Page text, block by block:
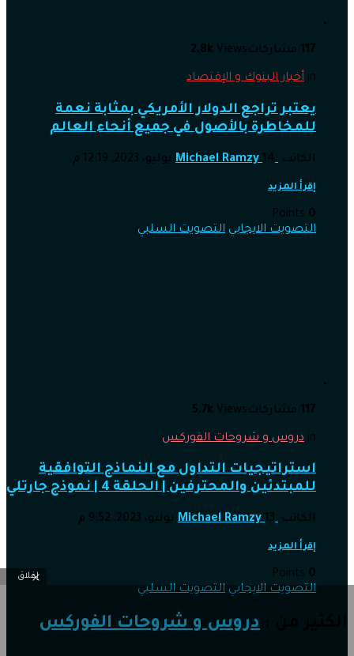
117 مشاركات 2.8k Views
in أخبار البنوك و الإقتصاد
يعتبر تراجع الدولار الأمريكي بمثابة نعمة
للمخاطرة بالأصول في جميع أنحاء العالم
الكاتب Michael Ramzy 14 يوليو، 2023, 12:19 م
إقرأ المزيد
0
التصويت الايجابي التصويت السلبي
117 مشاركات 5.7k Views
in دروس و شروحات الفوركس
استراتيجيات التداول مع النماذج التوافقية
للمبتدئين والمحترفين | الحلقة 4 | نموذج جارتلي
الكاتب Michael Ramzy 13 يوليو، 2023, 9:52 م
إقرأ المزيد
0
التصويت الايجابي التصويت السلبي
دروس و شروحات الفوركس
إغلاق